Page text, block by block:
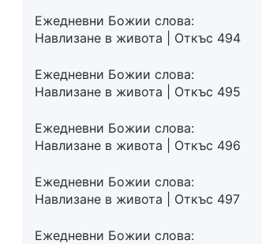
Ежедневни Божии слова:
Навлизане в живота | Откъс 494
Ежедневни Божии слова:
Навлизане в живота | Откъс 495
Ежедневни Божии слова:
Навлизане в живота | Откъс 496
Ежедневни Божии слова:
Навлизане в живота | Откъс 497
Ежедневни Божии слова: